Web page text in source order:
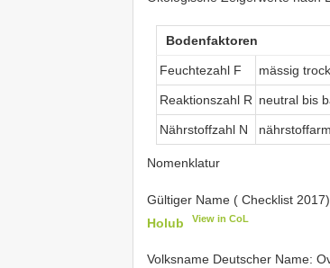
Bodenfaktoren
Feuchtezahl F mässig
Reaktionszahl R neutral bis
Nährstoffzahl N nährstoffarm
Nomenklatur
Gültiger Name ( Checklist
Holub
View in CoL
Volksname Deutscher Name: